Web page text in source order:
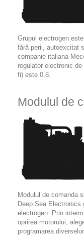
Grupul electrogen
fără perii, autoexcitat
companie italiana
regulator electronic
fi) este 0.8.
Modulul de
Modulul de comanda
Deep Sea Electronics
electrogen. Prin
oprirea motorului,
programarea